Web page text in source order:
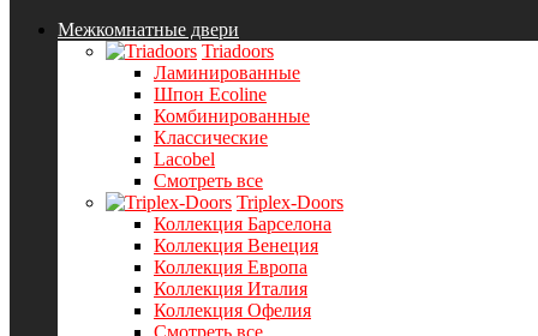
Межкомнатные двери
Triadoors
Ламинированные
Шпон Ecoline
Комбинированные
Классические
Lacobel
Смотреть все
Triplex-Doors
Коллекция Барселона
Коллекция Венеция
Коллекция Европа
Коллекция Италия
Коллекция Офелия
Смотреть все